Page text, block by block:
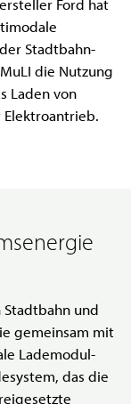
Ford hat
Stadtbahn-
die Nutzung
Laden von
Elektroantrieb.
Stadtbahn und
gemeinsam mit
Lademodul-
das die